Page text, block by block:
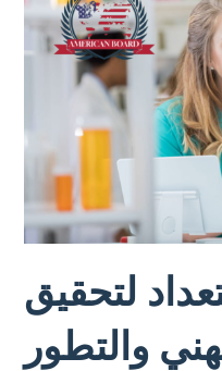
لتحقيق
والتطور